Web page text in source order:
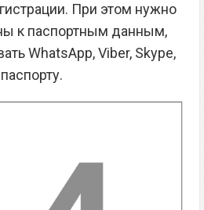
При этом нужно
к паспортным данным,
WhatsApp, Viber, Skype,